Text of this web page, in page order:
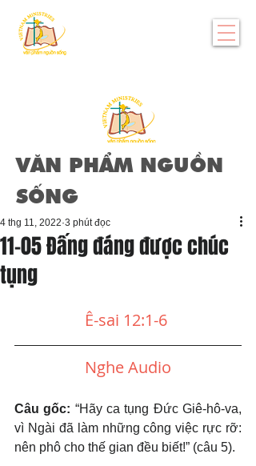
VĂN PHẨM NGUỒN
SỐNG
11-05 Đấng đáng được chúc
tụng
4 thg 11, 2022 3 phút đọc
Ê-sai 12:1-6
Nghe Audio
Câu gốc: “Hãy ca tụng Đức Giê-hô-va,
vì Ngài đã làm những công việc rực rỡ:
nên phô cho thế gian đều biết!” (câu 5).